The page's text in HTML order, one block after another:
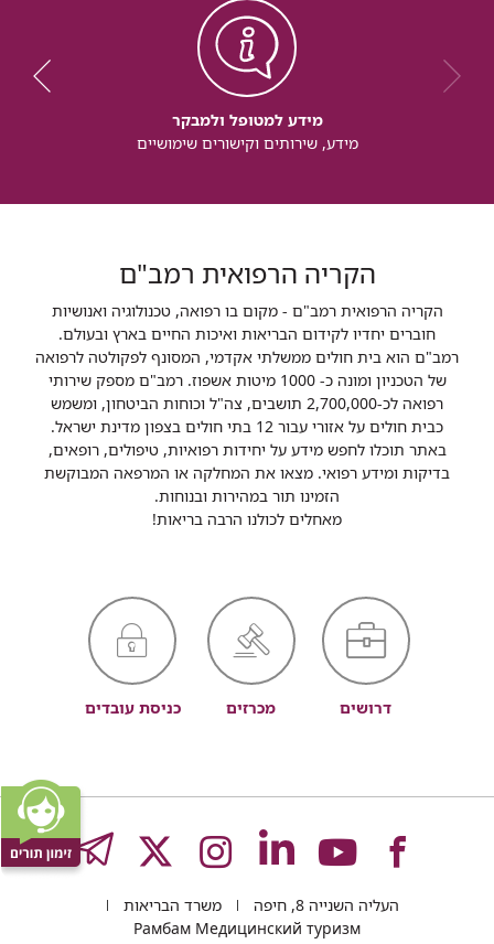
מידע למטופל ולמבקר
מידע, שירותים וקישורים שימושיים
הקריה הרפואית רמב"ם
הקריה הרפואית רמב"ם - מקום בו רפואה, טכנולוגיה ואנושיות
חוברים יחדיו לקידום הבריאות ואיכות החיים בארץ ובעולם.
רמב"ם הוא בית חולים ממשלתי אקדמי, המסונף לפקולטה לרפואה
של הטכניון ומונה כ- 1000 מיטות אשפוז. רמב"ם מספק שירותי
רפואה לכ-2,700,000 תושבים, צה"ל וכוחות הביטחון, ומשמש
כבית חולים על אזורי עבור 12 בתי חולים בצפון מדינת ישראל.
באתר תוכלו לחפש מידע על יחידות רפואיות, טיפולים, רופאים,
בדיקות ומידע רפואי. מצאו את המחלקה או המרפאה המבוקשת
הזמינו תור במהירות ובנוחות.
מאחלים לכולנו הרבה בריאות!
דרושים מכרזים כניסת עובדים
לעמוד
לעמוד
לעמוד
לעמוד
לעמוד
העליה השנייה 8, חיפה
משרד הבריאות
Рамбам Медицинский туризм